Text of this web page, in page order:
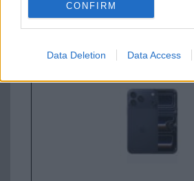
CONFIRM
Data Deletion Data Access
489.000 Ft (új)
Apple iPhone 17 Pro